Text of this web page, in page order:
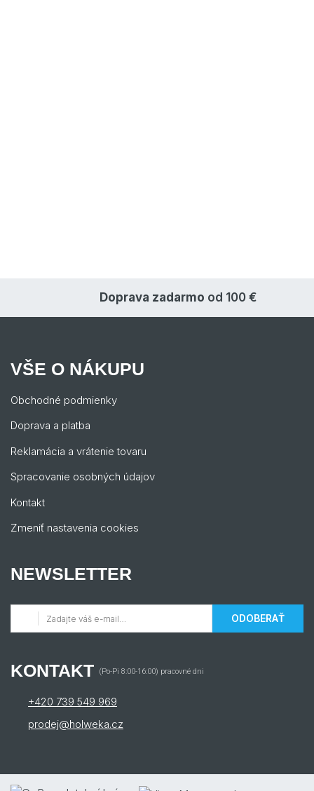
Doprava zadarmo od 100 €
VŠE O NÁKUPU
Obchodné podmienky
Doprava a platba
Reklamácia a vrátenie tovaru
Spracovanie osobných údajov
Kontakt
Zmeniť nastavenia cookies
NEWSLETTER
ODOBERAŤ
KONTAKT (Po-Pi 8:00-16:00) pracovné dni
+420 739 549 969
prodej@holweka.cz